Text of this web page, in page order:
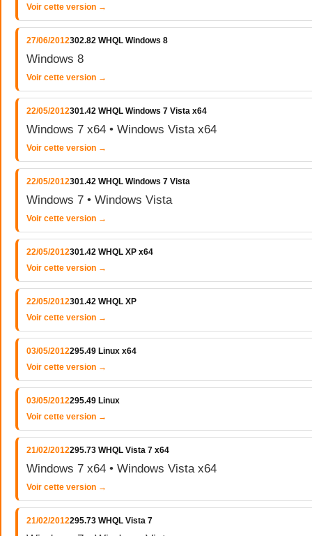
Voir cette version →
27/06/2012302.82 WHQL Windows 8
Windows 8
Voir cette version →
22/05/2012301.42 WHQL Windows 7 Vista x64
Windows 7 x64 • Windows Vista x64
Voir cette version →
22/05/2012301.42 WHQL Windows 7 Vista
Windows 7 • Windows Vista
Voir cette version →
22/05/2012301.42 WHQL XP x64
Voir cette version →
22/05/2012301.42 WHQL XP
Voir cette version →
03/05/2012295.49 Linux x64
Voir cette version →
03/05/2012295.49 Linux
Voir cette version →
21/02/2012295.73 WHQL Vista 7 x64
Windows 7 x64 • Windows Vista x64
Voir cette version →
21/02/2012295.73 WHQL Vista 7